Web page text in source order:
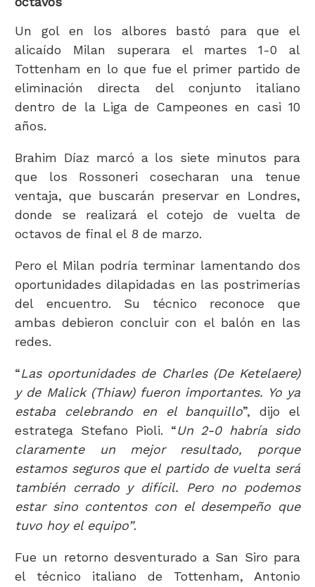
Un gol en los albores bastó para que el
alicaído Milan superara el martes 1-0 al
Tottenham en lo que fue el primer partido de
eliminación directa del conjunto italiano
dentro de la Liga de Campeones en casi 10
años.
Brahim Díaz marcó a los siete minutos para
que los Rossoneri cosecharan una tenue
ventaja, que buscarán preservar en Londres,
donde se realizará el cotejo de vuelta de
octavos de final el 8 de marzo.
Pero el Milan podría terminar lamentando dos
oportunidades dilapidadas en las postrimerías
del encuentro. Su técnico reconoce que
ambas debieron concluir con el balón en las
redes.
“Las oportunidades de Charles (De Ketelaere)
y de Malick (Thiaw) fueron importantes. Yo ya
estaba celebrando en el banquillo”, dijo el
estratega Stefano Pioli. “Un 2-0 habría sido
claramente un mejor resultado, porque
estamos seguros que el partido de vuelta será
también cerrado y difícil. Pero no podemos
estar sino contentos con el desempeño que
tuvo hoy el equipo”.
Fue un retorno desventurado a San Siro para
el técnico italiano de Tottenham, Antonio